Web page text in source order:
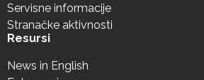
Servisne informacije
Stranačke aktivnosti
Resursi
News in English